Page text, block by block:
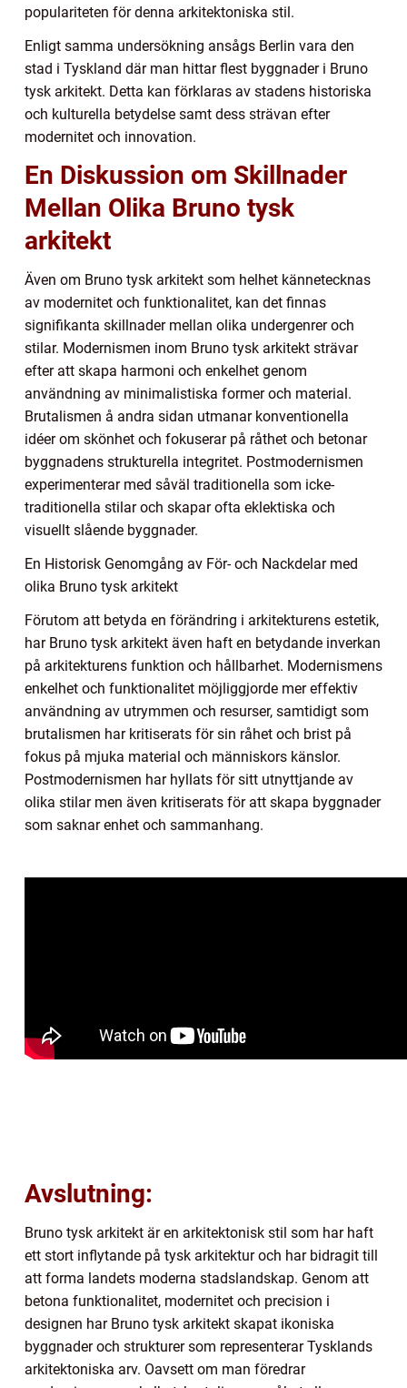
populariteten för denna arkitektoniska stil.
Enligt samma undersökning ansågs Berlin vara den
stad i Tyskland där man hittar flest byggnader i Bruno
tysk arkitekt. Detta kan förklaras av stadens historiska
och kulturella betydelse samt dess strävan efter
modernitet och innovation.
En Diskussion om Skillnader
Mellan Olika Bruno tysk
arkitekt
Även om Bruno tysk arkitekt som helhet kännetecknas
av modernitet och funktionalitet, kan det finnas
signifikanta skillnader mellan olika undergenrer och
stilar. Modernismen inom Bruno tysk arkitekt strävar
efter att skapa harmoni och enkelhet genom
användning av minimalistiska former och material.
Brutalismen å andra sidan utmanar konventionella
idéer om skönhet och fokuserar på råthet och betonar
byggnadens strukturella integritet. Postmodernismen
experimenterar med såväl traditionella som icke-
traditionella stilar och skapar ofta eklektiska och
visuellt slående byggnader.
En Historisk Genomgång av För- och Nackdelar med
olika Bruno tysk arkitekt
Förutom att betyda en förändring i arkitekturens estetik,
har Bruno tysk arkitekt även haft en betydande inverkan
på arkitekturens funktion och hållbarhet. Modernismens
enkelhet och funktionalitet möjliggjorde mer effektiv
användning av utrymmen och resurser, samtidigt som
brutalismen har kritiserats för sin råhet och brist på
fokus på mjuka material och människors känslor.
Postmodernismen har hyllats för sitt utnyttjande av
olika stilar men även kritiserats för att skapa byggnader
som saknar enhet och sammanhang.
Avslutning:
Bruno tysk arkitekt är en arkitektonisk stil som har haft
ett stort inflytande på tysk arkitektur och har bidragit till
att forma landets moderna stadslandskap. Genom att
betona funktionalitet, modernitet och precision i
designen har Bruno tysk arkitekt skapat ikoniska
byggnader och strukturer som representerar Tysklands
arkitektoniska arv. Oavsett om man föredrar